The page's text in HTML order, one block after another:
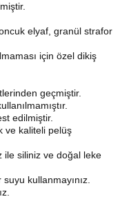
elyaf, granül strafor
için özel dikiş
geçmiştir.
edilmiştir.
ve kaliteli pelüş
ile siliniz ve doğal leke
kullanmayınız.